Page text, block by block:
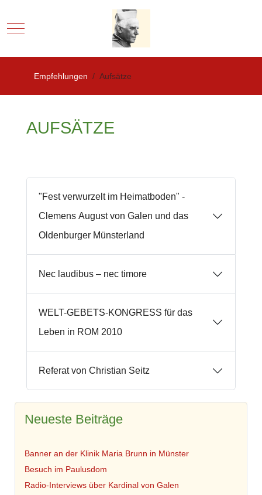
Mobile Menu Toggle
Empfehlungen Aufsätze
AUFSÄTZE
"Fest verwurzelt im Heimatboden" -
Clemens August von Galen und das
Oldenburger Münsterland
Nec laudibus – nec timore
WELT-GEBETS-KONGRESS für das
Leben in ROM 2010
Referat von Christian Seitz
Neueste Beiträge
Banner an der Klinik Maria Brunn in Münster
Besuch im Paulusdom
Radio-Interviews über Kardinal von Galen